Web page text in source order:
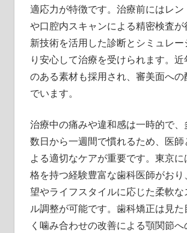
適応力が特徴です。治療前にはレ
や口腔内スキャンによる精密検査が
新技術を活用した診断とシミュレー
り安心して治療を受けられます。
のある素材も採用され、審美面への
でいます。
治療中の痛みや違和感は一時的で、
数日から一週間で慣れるため、医師
よる適切なケアが重要です。東京
格を持つ経験豊富な歯科医師がお
望やライフスタイルに応じた柔軟な
ル調整が可能です。歯科矯正は見た
く噛み合わせの改善による顎関節